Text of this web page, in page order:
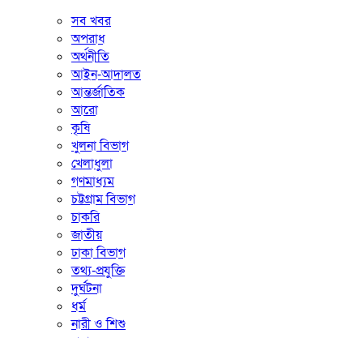
সব খবর
অপরাধ
অর্থনীতি
আইন-আদালত
আন্তর্জাতিক
আরো
কৃষি
খুলনা বিভাগ
খেলাধুলা
গণমাধ্যম
চট্টগ্রাম বিভাগ
চাকরি
জাতীয়
ঢাকা বিভাগ
তথ্য-প্রযুক্তি
দুর্ঘটনা
ধর্ম
নারী ও শিশু